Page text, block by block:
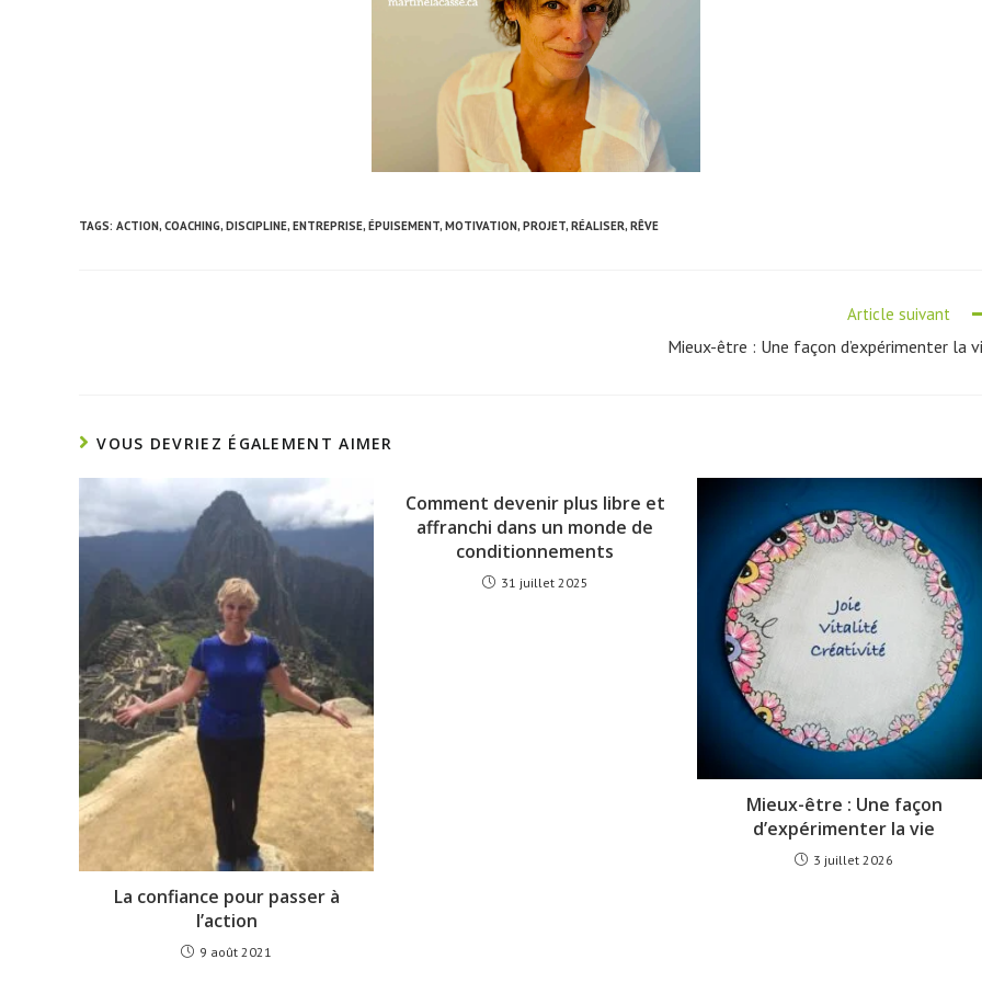
TAGS: ACTION, COACHING, DISCIPLINE, ENTREPRISE, ÉPUISEMENT, MOTIVATION, PROJET, RÉALISER, RÊVE
Article suivant
Mieux-être : Une façon d’expérimenter la
VOUS DEVRIEZ ÉGALEMENT AIMER
La confiance pour passer à
l’action
9 août 2021
Comment devenir plus libre et
affranchi dans un monde de
conditionnements
31 juillet 2025
Mieux-être : Une façon
d’expérimenter la vie
3 juillet 2026